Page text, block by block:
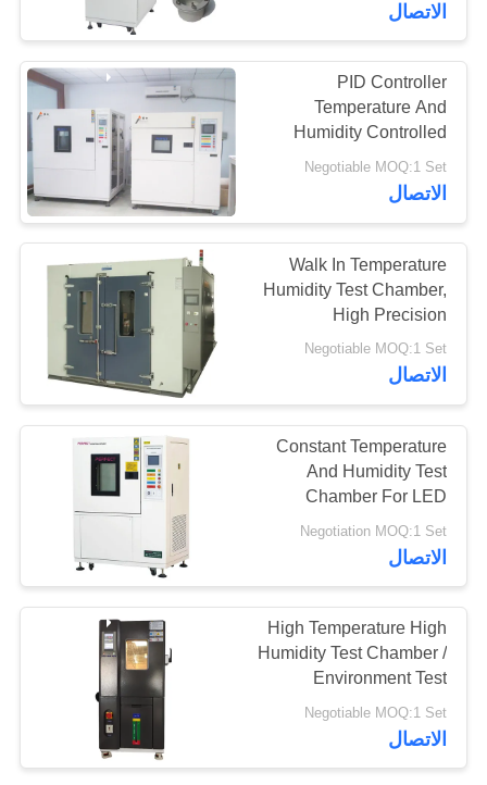
الاتصال
PID Controller
Temperature And
Humidity Controlled
Chambers Digital
Display
Negotiable MOQ:1 Set
الاتصال
Walk In Temperature
Humidity Test Chamber,
High Precision
Environmental Test
Chamber
Negotiable MOQ:1 Set
الاتصال
Constant Temperature
And Humidity Test
Chamber For LED
Testing
Negotiation MOQ:1 Set
الاتصال
High Temperature High
Humidity Test Chamber /
Environment Test
Chamber
Negotiable MOQ:1 Set
الاتصال